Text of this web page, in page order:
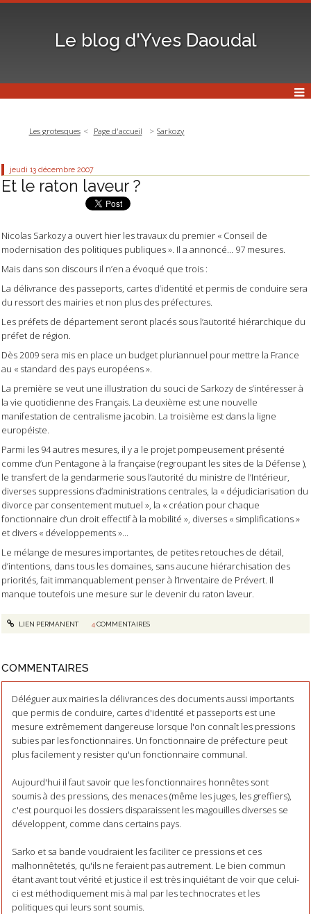
Le blog d'Yves Daoudal
Les grotesques Page d'accueil Sarkozy
jeudi 13 décembre 2007
Et le raton laveur ?
Nicolas Sarkozy a ouvert hier les travaux du premier « Conseil de
modernisation des politiques publiques ». Il a annoncé... 97 mesures.
Mais dans son discours il n’en a évoqué que trois :
La délivrance des passeports, cartes d’identité et permis de conduire sera
du ressort des mairies et non plus des préfectures.
Les préfets de département seront placés sous l’autorité hiérarchique du
préfet de région.
Dès 2009 sera mis en place un budget pluriannuel pour mettre la France
au « standard des pays européens ».
La première se veut une illustration du souci de Sarkozy de s’intéresser à
la vie quotidienne des Français. La deuxième est une nouvelle
manifestation de centralisme jacobin. La troisième est dans la ligne
européiste.
Parmi les 94 autres mesures, il y a le projet pompeusement présenté
comme d’un Pentagone à la française (regroupant les sites de la Défense ),
le transfert de la gendarmerie sous l’autorité du ministre de l’Intérieur,
diverses suppressions d’administrations centrales, la « déjudiciarisation du
divorce par consentement mutuel », la « création pour chaque
fonctionnaire d’un droit effectif à la mobilité », diverses « simplifications »
et divers « développements »...
Le mélange de mesures importantes, de petites retouches de détail,
d’intentions, dans tous les domaines, sans aucune hiérarchisation des
priorités, fait immanquablement penser à l’Inventaire de Prévert. Il
manque toutefois une mesure sur le devenir du raton laveur.
LIEN PERMANENT 4 COMMENTAIRES
COMMENTAIRES
Déléguer aux mairies la délivrances des documents aussi importants
que permis de conduire, cartes d'identité et passeports est une
mesure extrêmement dangereuse lorsque l'on connaît les pressions
subies par les fonctionnaires. Un fonctionnaire de préfecture peut
plus facilement y resister qu'un fonctionnaire communal.
Aujourd'hui il faut savoir que les fonctionnaires honnêtes sont
soumis à des pressions, des menaces (même les juges, les greffiers),
c'est pourquoi les dossiers disparaissent les magouilles diverses se
développent, comme dans certains pays.
Sarko et sa bande voudraient les faciliter ce pressions et ces
malhonnêtetés, qu'ils ne feraient pas autrement. Le bien commun
étant avant tout vérité et justice il est très inquiétant de voir que celui-
ci est méthodiquement mis à mal par les technocrates et les
politiques qui leurs sont soumis.